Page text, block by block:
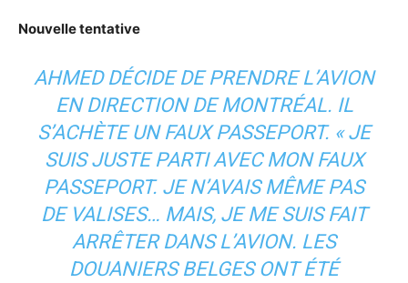
Nouvelle tentative
AHMED DÉCIDE DE PRENDRE L’AVION
EN DIRECTION DE MONTRÉAL. IL
S’ACHÈTE UN FAUX PASSEPORT. « JE
SUIS JUSTE PARTI AVEC MON FAUX
PASSEPORT. JE N’AVAIS MÊME PAS
DE VALISES… MAIS, JE ME SUIS FAIT
ARRÊTER DANS L’AVION. LES
DOUANIERS BELGES ONT ÉTÉ